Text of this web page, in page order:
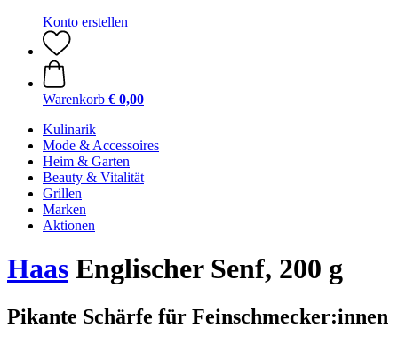
Konto erstellen
Warenkorb € 0,00
Kulinarik
Mode & Accessoires
Heim & Garten
Beauty & Vitalität
Grillen
Marken
Aktionen
Haas Englischer Senf, 200 g
Pikante Schärfe für Feinschmecker:innen